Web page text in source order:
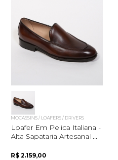
MOCASSINS / LOAFERS / DRIVERS
Loafer Em Pelica Italiana -
Alta Sapataria Artesanal ...
R$ 2.159,00